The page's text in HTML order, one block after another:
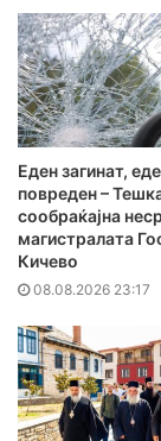
Еден загинат,
повреден –
сообраќајна
магистралата
Кичево
08.08.2026 23:17